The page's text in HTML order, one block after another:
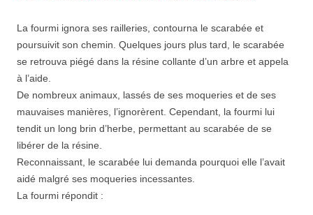
La fourmi ignora ses railleries, contourna le scarabée et
poursuivit son chemin. Quelques jours plus tard, le scarabée
se retrouva piégé dans la résine collante d’un arbre et appela
à l’aide.
De nombreux animaux, lassés de ses moqueries et de ses
mauvaises manières, l’ignorèrent. Cependant, la fourmi lui
tendit un long brin d’herbe, permettant au scarabée de se
libérer de la résine.
Reconnaissant, le scarabée lui demanda pourquoi elle l’avait
aidé malgré ses moqueries incessantes.
La fourmi répondit :